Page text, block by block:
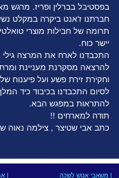
בפסטיבל בברלין ופריז. מרגש
חברתנו ז'אנט ביקרה במקלט
תרומה של חבילות מוצרי
יישר כוח.
התכבדנו לארח את המרצה גילי
להרצאה מסקרנת מעניינת
וחקירת זירת פשע ועל פיענוח
לסיום התכבדנו בכיבוד כיד
להתראות במפגש הבא.
תודה למארחים !!
כתב אבי שטיצר , צילמה נאוה
| משאבי אנוש לשכה |